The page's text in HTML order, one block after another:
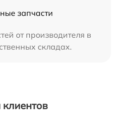
запчасти
от производителя в
складах.